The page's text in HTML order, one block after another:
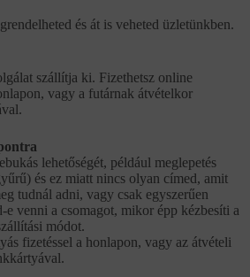
és át is veheted üzletünkben.
szállítja ki. Fizethetsz online
vagy a futárnak átvételkor
lehetőségét, például meglepetés
és ez miatt nincs olyan címed, amit
tudnál adni, vagy csak egyszerűen
venni a csomagot, mikor épp kézbesíti a
módot.
fizetéssel a honlapon, vagy az átvételi